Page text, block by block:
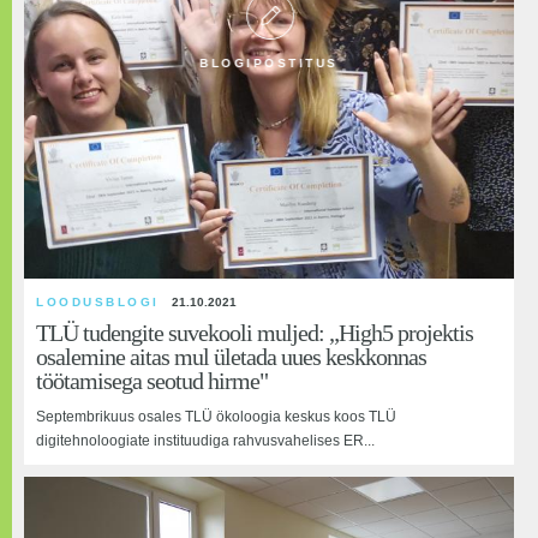
BLOGIPOSTITUS
LOODUSBLOGI 21.10.2021
TLÜ tudengite suvekooli muljed: „High5 projektis
osalemine aitas mul ületada uues keskkonnas
töötamisega seotud hirme"
Septembrikuus osales TLÜ ökoloogia keskus koos TLÜ
digitehnoloogiate instituudiga rahvusvahelises ER...
BLOGIPOSTITUS
25.09.2020
Pikivahe probleemiga konverentsile